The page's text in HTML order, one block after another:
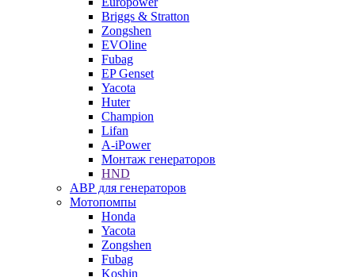
Briggs & Stratton
Zongshen
EVOline
Fubag
EP Genset
Yacota
Huter
Champion
Lifan
A-iPower
Монтаж генераторов
HND
АВР для генераторов
Мотопомпы
Honda
Yacota
Zongshen
Fubag
Koshin